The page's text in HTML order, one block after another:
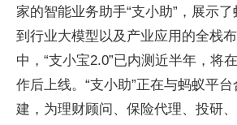
家的智能业务助手“支小助”，展示
到行业大模型以及产业应用的全栈
中，“支小宝2.0”已内测近半年，将
作后上线。“支小助”正在与蚂蚁平
建，为理财顾问、保险代理、投研